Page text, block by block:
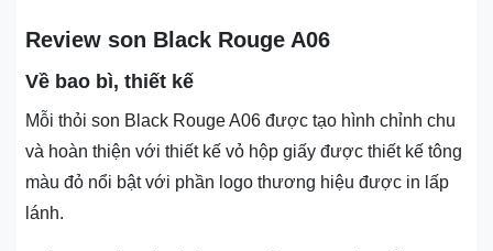
Review son Black Rouge A06
Về bao bì, thiết kế
Mỗi thỏi son Black Rouge A06 được tạo hình chỉnh chu
và hoàn thiện với thiết kế vỏ hộp giấy được thiết kế tông
màu đỏ nổi bật với phần logo thương hiệu được in lấp
lánh.